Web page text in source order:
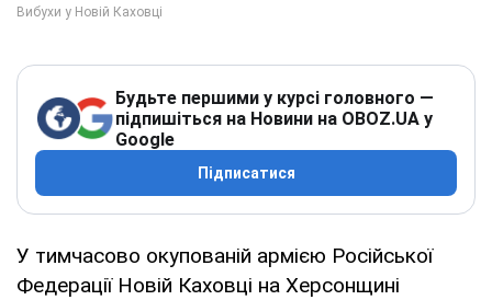
Будьте першими у курсі головного —
підпишіться на Новини на OBOZ.UA у
Google
Підписатися
У тимчасово окупованій армією Російської
Федерації Новій Каховці на Херсонщині